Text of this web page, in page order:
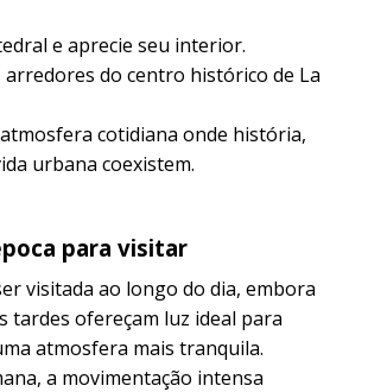
e aprecie seu interior.
arredores do centro histórico de La
cotidiana onde história,
urbana coexistem.
para visitar
visitada ao longo do dia, embora
tardes ofereçam luz ideal para
atmosfera mais tranquila.
a movimentação intensa